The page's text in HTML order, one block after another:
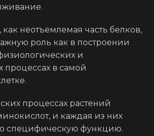
неотъемлемая часть белков,
роль как в построении
и
процессах в самой
процессах растений
и каждая из них
специфическую функцию.